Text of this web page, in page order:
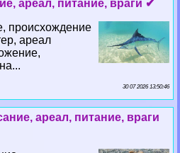
ареал, питание, враги ✔
происхождение
ареал
30 07 2026 13:50:46
ареал, питание, враги